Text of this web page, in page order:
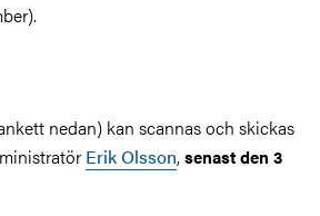
nedan) kan scannas och skickas
Erik Olsson,senast den 3